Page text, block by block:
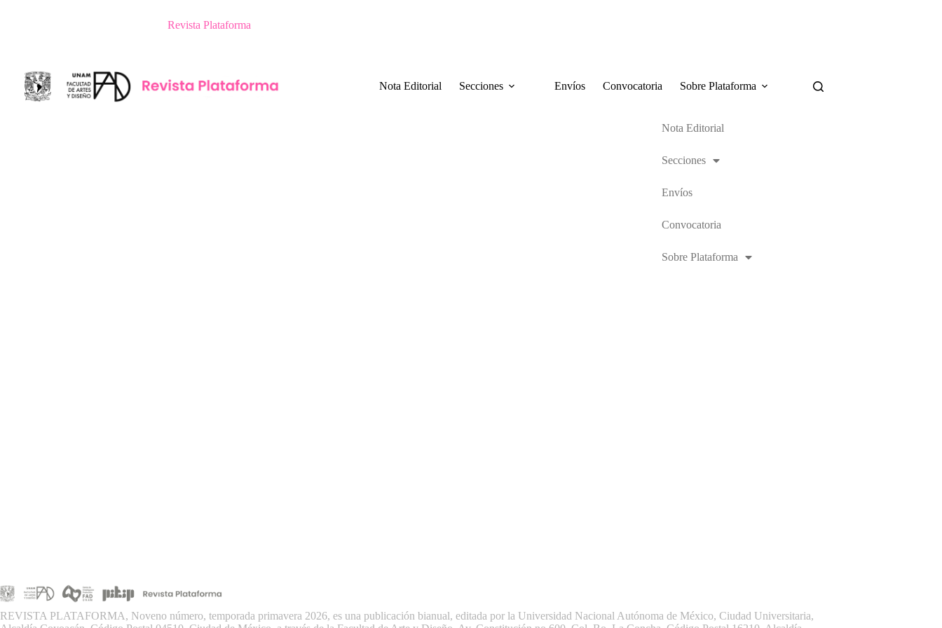
Revista Plataforma
Nota Editorial Secciones Envíos Convocatoria Sobre Plataforma
Nota Editorial
Secciones
Envíos
Convocatoria
Sobre Plataforma
REVISTA PLATAFORMA, Noveno número, temporada primavera 2026, es una publicación bianual, editada por la Universidad Nacional Autónoma de México, Ciudad Universitaria,